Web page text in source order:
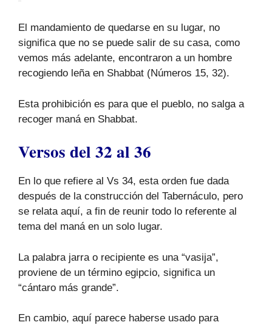
El mandamiento de quedarse en su lugar, no
significa que no se puede salir de su casa, como
vemos más adelante, encontraron a un hombre
recogiendo leña en Shabbat (Números 15, 32).
Esta prohibición es para que el pueblo, no salga a
recoger maná en Shabbat.
Versos del 32 al 36
En lo que refiere al Vs 34, esta orden fue dada
después de la construcción del Tabernáculo, pero
se relata aquí, a fin de reunir todo lo referente al
tema del maná en un solo lugar.
La palabra jarra o recipiente es una “vasija”,
proviene de un término egipcio, significa un
“cántaro más grande”.
En cambio, aquí parece haberse usado para